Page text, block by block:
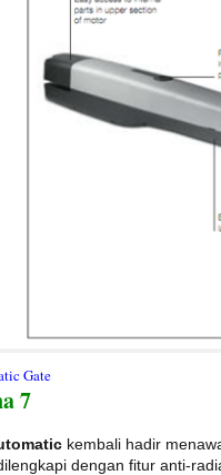
Gate
7
kembali hadir
dengan fitur anti-